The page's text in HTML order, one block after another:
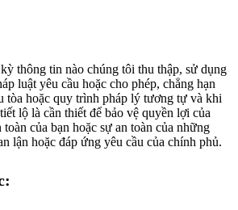
thông tin nào chúng tôi thu thập, sử dụng
luật yêu cầu hoặc cho phép, chẳng hạn
tòa hoặc quy trình pháp lý tương tự và khi
lộ là cần thiết để bảo vệ quyền lợi của
của bạn hoặc sự an toàn của những
lận hoặc đáp ứng yêu cầu của chính phủ.